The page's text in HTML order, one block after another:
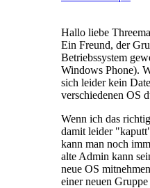
Hallo liebe
Ein Freund, der
Betriebssystem
Windows Phone).
sich leider kein
verschiedenen OS
Wenn ich das
damit leider
kann man noch
alte Admin kann
neue OS
einer neuen